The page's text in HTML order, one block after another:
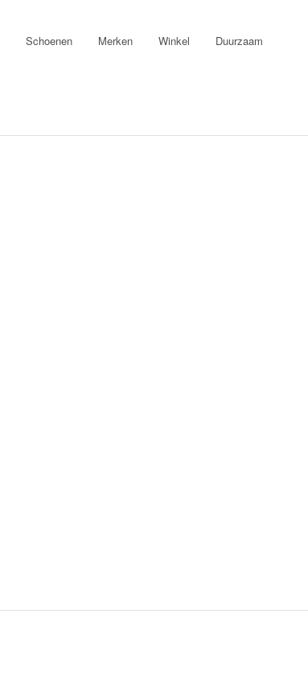
Schoenen Merken Winkel Duurzaam